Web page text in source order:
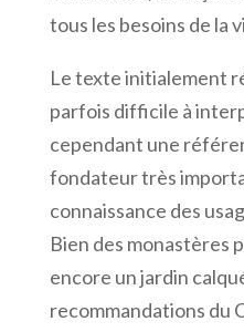
tous les besoins de la
Le texte initialement
parfois difficile à
cependant une
fondateur très
connaissance des
Bien des monastères
encore un jardin
recommandations du